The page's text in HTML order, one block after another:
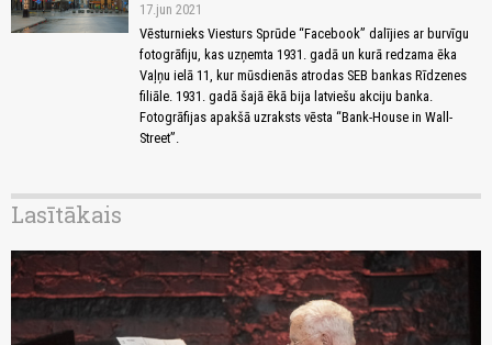
17.jun 2021
Vēsturnieks Viesturs Sprūde “Facebook” dalījies ar burvīgu
fotogrāfiju, kas uzņemta 1931. gadā un kurā redzama ēka
Vaļņu ielā 11, kur mūsdienās atrodas SEB bankas Rīdzenes
filiāle. 1931. gadā šajā ēkā bija latviešu akciju banka.
Fotogrāfijas apakšā uzraksts vēsta “Bank-House in Wall-
Street”.
Lasītākais